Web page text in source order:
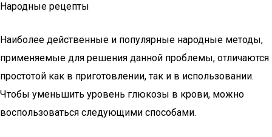
Народные рецепты
Наиболее действенные и популярные народные методы,
применяемые для решения данной проблемы, отличаются
простотой как в приготовлении, так и в использовании.
Чтобы уменьшить уровень глюкозы в крови, можно
воспользоваться следующими способами.